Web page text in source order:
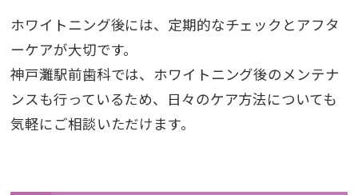
ホワイトニング後には、定期的なチェックとアフタ
ーケアが大切です。
神戸灘駅前歯科では、ホワイトニング後のメンテナ
ンスも行っているため、日々のケア方法についても
気軽にご相談いただけます。